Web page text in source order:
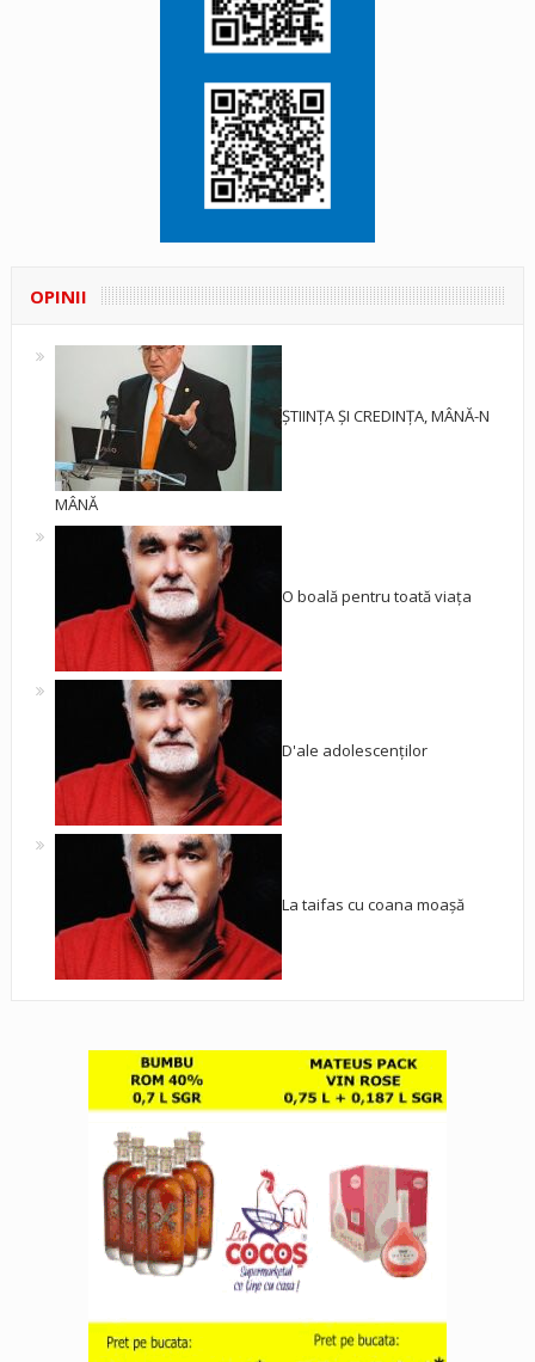
OPINII
ȘTIINȚA ȘI CREDINȚA, MÂNĂ-N
MÂNĂ
O boală pentru toată viața
D'ale adolescenților
La taifas cu coana moașă